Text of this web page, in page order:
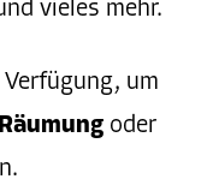
vieles mehr.
um
Räumung oder